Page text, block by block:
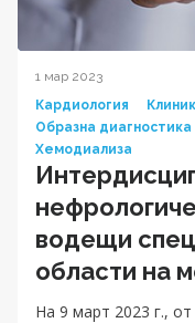
1 мар 2023
Кардиология
Образна диагностика
Хемодиализа
водещи
области на
На 9 март 2023 г.,